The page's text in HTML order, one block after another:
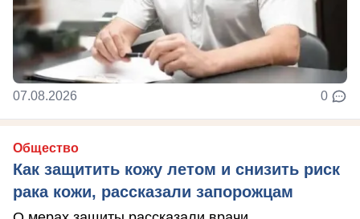
07.08.2026 0
Общество
Как защитить кожу летом и снизить риск
рака кожи, рассказали запорожцам